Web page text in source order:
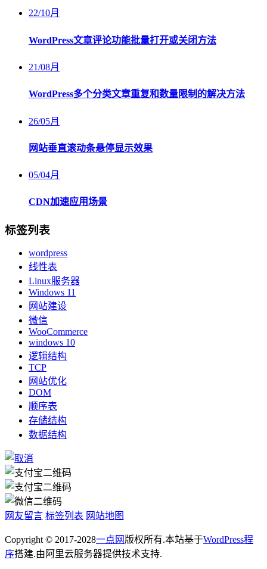
22/10月
WordPress文章评论功能批量打开或关闭方法
21/08月
WordPress多个分类文章重复和数量限制的解决方法
26/05月
网站垂直滚动条悬停显示效果
05/04月
CDN加速应用场景
标签列表
wordpress
线性表
Linux服务器
Windows 11
网站建设
微信
WooCommerce
windows 10
逻辑结构
TCP
网站优化
DOM
顺序表
存储结构
数据结构
网友留言 标签列表 网站地图
Copyright © 2017-2028一点网 版权所有.本站基于WordPress程
序搭建.由阿里云服务器提供技术支持.